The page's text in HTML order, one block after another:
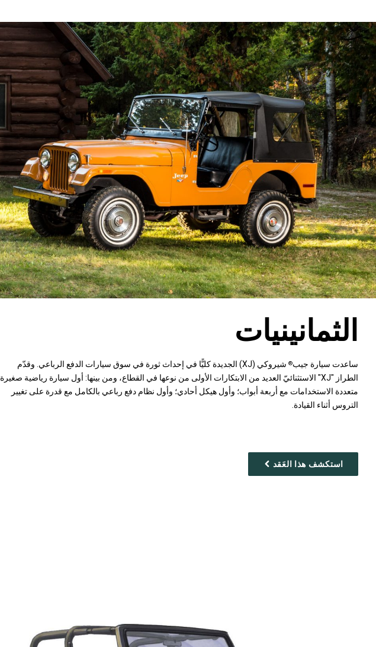
الثمانينيات
ساعدت سيارة جيب®
شيروكي (XJ) الجديدة كليًّا في إحداث ثورة في سوق سيارات الدفع الرباعي. وقدّم
الطراز "XJ" الاستثنائيّ العديد من الابتكارات الأولى من نوعها في القطاع، ومن بينها: أول سيارة رياضية صغيرة
متعددة الاستخدامات مع أربعة أبواب؛ وأول هيكل أحادي؛ وأول نظام دفع رباعي بالكامل مع قدرة على تغيير
التروس أثناء القيادة.
استكشف هذا العَقد